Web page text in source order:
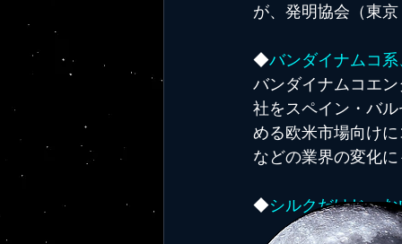
が、発明協会（東
◆バンダイナムコ
バンダイナムコエ
社をスペイン・バ
める欧米市場向け
などの業界の変化
◆シルクだけじゃ